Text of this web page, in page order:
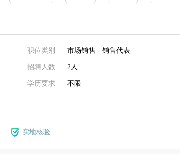
职位类别 市场销售 - 销售代表
招聘人数 2人
学历要求 不限
实地核验